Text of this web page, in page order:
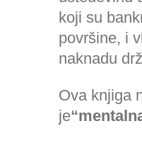
koji su
površine, i
naknadu
Ova knjiga
je